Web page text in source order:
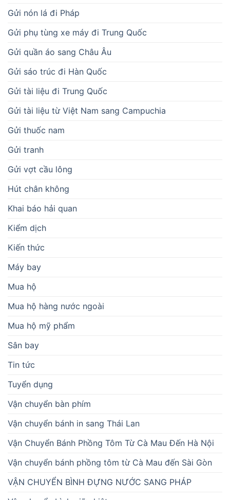
Gửi nón lá đi Pháp
Gửi phụ tùng xe máy đi Trung Quốc
Gửi quần áo sang Châu Âu
Gửi sáo trúc đi Hàn Quốc
Gửi tài liệu đi Trung Quốc
Gửi tài liệu từ Việt Nam sang Campuchia
Gửi thuốc nam
Gửi tranh
Gửi vợt cầu lông
Hút chân không
Khai báo hải quan
Kiểm dịch
Kiến thức
Máy bay
Mua hộ
Mua hộ hàng nước ngoài
Mua hộ mỹ phẩm
Sân bay
Tin tức
Tuyển dụng
Vận chuyển bàn phím
Vận chuyển bánh in sang Thái Lan
Vận Chuyển Bánh Phồng Tôm Từ Cà Mau Đến Hà Nội
Vận chuyển bánh phồng tôm từ Cà Mau đến Sài Gòn
VẬN CHUYỂN BÌNH ĐỰNG NƯỚC SANG PHÁP